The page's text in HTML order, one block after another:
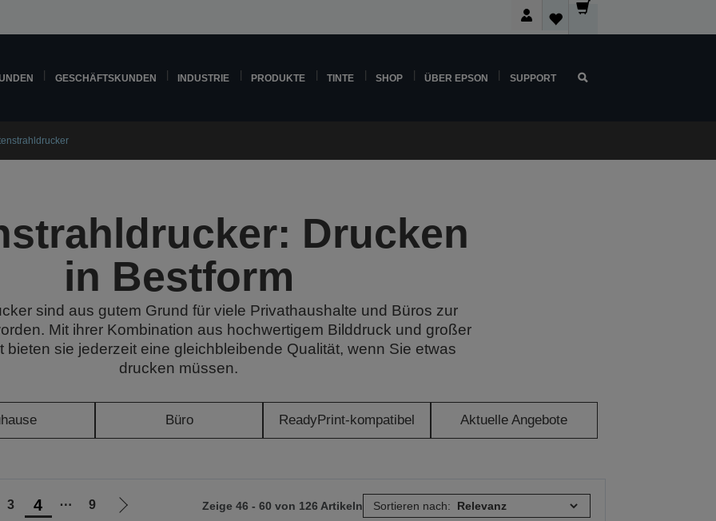
GESCHÄFTSKUNDEN INDUSTRIE PRODUKTE TINTE SHOP ÜBER EPSON SUPPORT
Drucken
in Bestform
sind aus gutem Grund für viele Privathaushalte und Büros zur
Mit ihrer Kombination aus hochwertigem Bilddruck und großer
bieten sie jederzeit eine gleichbleibende Qualität, wenn Sie etwas
drucken müssen.
Büro ReadyPrint-kompatibel Aktuelle Angebote
3 4 ⋯ 9
Zur
Zeige 46 - 60 von 126 Artikeln Sortieren nach: